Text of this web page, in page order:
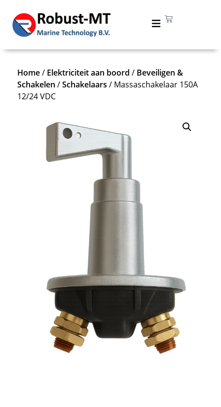
Home/ Elektriciteit aan boord / Beveiligen &
Schakelen /Schakelaars / Massaschakelaar 150A
12/24 VDC